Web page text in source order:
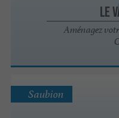
Le
Aménagez
Saubion